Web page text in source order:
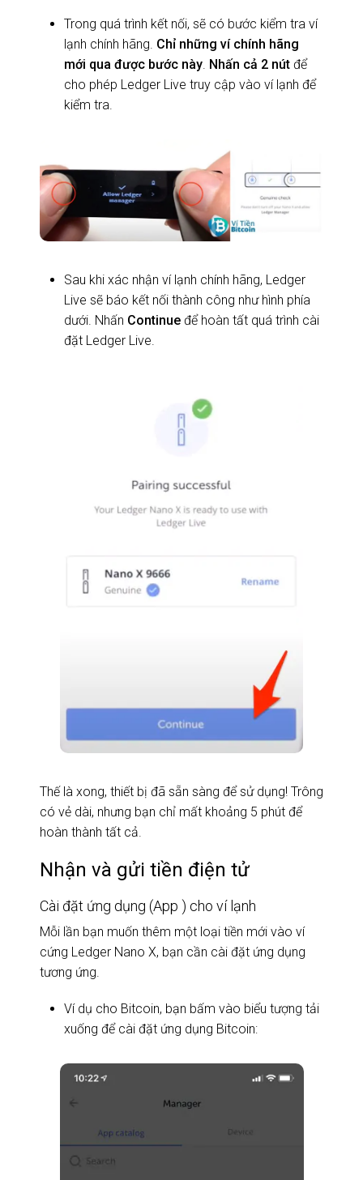
Trong quá trình kết nối, sẽ có bước kiểm tra ví
lạnh chính hãng. Chỉ những ví chính hãng
mới qua được bước này. Nhấn cả 2 nút để
cho phép Ledger Live truy cập vào ví lạnh để
kiểm tra.
Sau khi xác nhận ví lạnh chính hãng, Ledger
Live sẽ báo kết nối thành công như hình phía
dưới. Nhấn Continue để hoàn tất quá trình cài
đặt Ledger Live.
Thế là xong, thiết bị đã sẵn sàng để sử dụng! Trông
có vẻ dài, nhưng bạn chỉ mất khoảng 5 phút để
hoàn thành tất cả.
Nhận và gửi tiền điện tử
Cài đặt ứng dụng (App ) cho ví lạnh
Mỗi lần bạn muốn thêm một loại tiền mới vào ví
cứng Ledger Nano X, bạn cần cài đặt ứng dụng
tương ứng.
Ví dụ cho Bitcoin, bạn bấm vào biểu tượng tải
xuống để cài đặt ứng dụng Bitcoin: